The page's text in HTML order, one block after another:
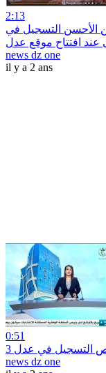
2:13
الأحسن التسجيل في
news dz one
il y a 2 ans
0:51
التسجيل في عدل 3
news dz one